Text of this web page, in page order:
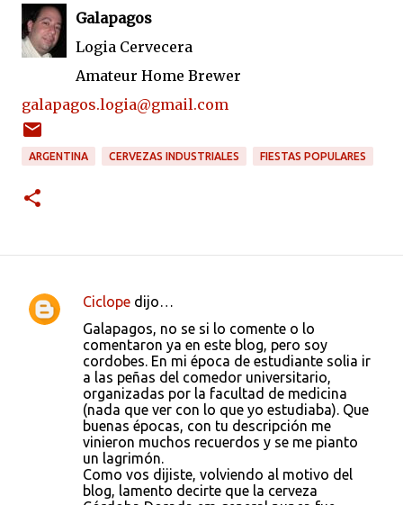
Galapagos
Logia Cervecera
Amateur Home Brewer
galapagos.logia@gmail.com
ARGENTINA CERVEZAS INDUSTRIALES FIESTAS POPULARES
C
Ciclope dijo…
Galapagos, no se si lo comente o lo
comentaron ya en este blog, pero soy
cordobes. En mi época de estudiante solia ir
a las peñas del comedor universitario,
organizadas por la facultad de medicina
(nada que ver con lo que yo estudiaba). Que
buenas épocas, con tu descripción me
vinieron muchos recuerdos y se me pianto
un lagrimón.
Como vos dijiste, volviendo al motivo del
blog, lamento decirte que la cerveza